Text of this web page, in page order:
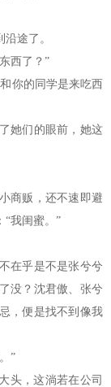
途了。
西了？”
你的同学是来吃西
她们的眼前，她这
商贩，还不速即避
“我闺蜜。”
在乎是不是张兮兮
没？沈君傲、张兮
，便是找不到像我
”
头，这淌若在公司